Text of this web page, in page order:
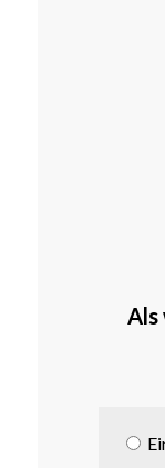
Als